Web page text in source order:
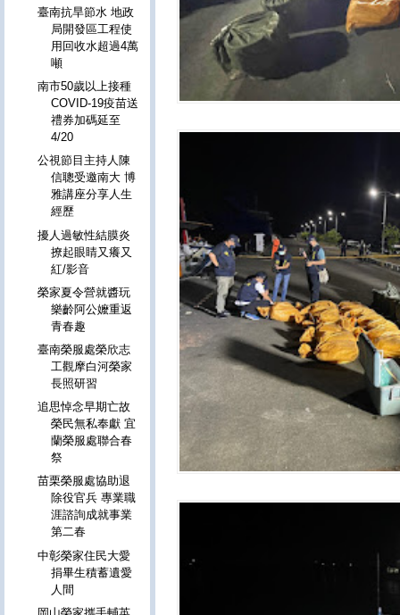
臺南抗旱節水 地政
局開發區工程使
用回收水超過4萬
噸
南市50歲以上接種
COVID-19疫苗送
禮券加碼延至
4/20
公視節目主持人陳
信聰受邀南大 博
雅講座分享人生
經歷
擾人過敏性結膜炎
撩起眼睛又癢又
紅/影音
榮家夏令營就醬玩
樂齡阿公嬤重返
青春趣
臺南榮服處榮欣志
工觀摩白河榮家
長照研習
追思悼念早期亡故
榮民無私奉獻 宜
蘭榮服處聯合春
祭
苗栗榮服處協助退
除役官兵 專業職
涯諮詢成就事業
第二春
中彰榮家住民大愛
捐畢生積蓄遺愛
人間